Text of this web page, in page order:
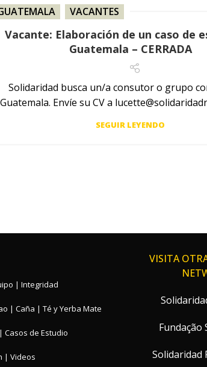
VACANTES
Vacante: Elaboración de un caso de
Guatemala – CERRADA
Solidaridad busca un/a consutor o grupo
Guatemala. Envíe su CV a
SEGUIR LEYENDO
| Integridad
| Caña | Té y Yerba Mate
| Casos de Estudio
| Videos
VISITA
Fundação
Solidaridad